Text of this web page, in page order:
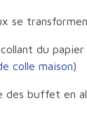
se
du
colle maison)
des buffet